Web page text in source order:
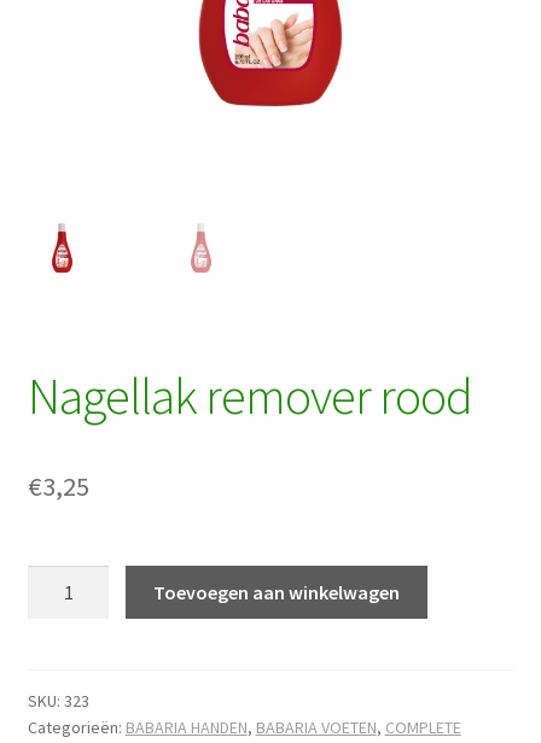
Nagellak remover rood
€3,25
Toevoegen aan winkelwagen
SKU: 323
Categorieën: BABARIA HANDEN, BABARIA VOETEN, COMPLETE